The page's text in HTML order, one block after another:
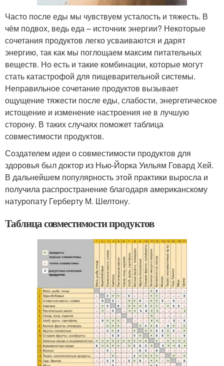
Часто после еды мы чувствуем усталость и тяжесть. В
чём подвох, ведь еда – источник энергии? Некоторые
сочетания продуктов легко усваиваются и дарят
энергию, так как мы поглощаем максим питательных
веществ. Но есть и такие комбинации, которые могут
стать катастрофой для пищеварительной системы.
Неправильное сочетание продуктов вызывает
ощущение тяжести после еды, слабости, энергетическое
истощение и изменение настроения не в лучшую
сторону. В таких случаях поможет таблица
совместимости продуктов.
Создателем идеи о совместимости продуктов для
здоровья был доктор из Нью-Йорка Уильям Говард Хей.
В дальнейшем популярность этой практики выросла и
получила распространение благодаря американскому
натуропату Герберту М. Шелтону.
Таблица совместимости продуктов